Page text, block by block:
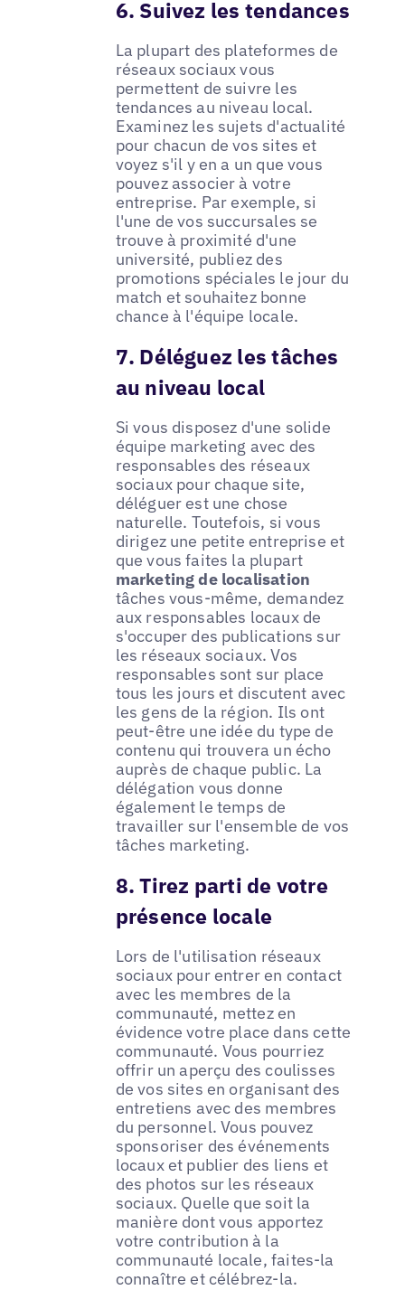
6. Suivez les tendances
La plupart des plateformes de
réseaux sociaux vous
permettent de suivre les
tendances au niveau local.
Examinez les sujets d'actualité
pour chacun de vos sites et
voyez s'il y en a un que vous
pouvez associer à votre
entreprise. Par exemple, si
l'une de vos succursales se
trouve à proximité d'une
université, publiez des
promotions spéciales le jour du
match et souhaitez bonne
chance à l'équipe locale.
7. Déléguez les tâches
au niveau local
Si vous disposez d'une solide
équipe marketing avec des
responsables des réseaux
sociaux pour chaque site,
déléguer est une chose
naturelle. Toutefois, si vous
dirigez une petite entreprise et
que vous faites la plupart
marketing de localisation
tâches vous-même, demandez
aux responsables locaux de
s'occuper des publications sur
les réseaux sociaux. Vos
responsables sont sur place
tous les jours et discutent avec
les gens de la région. Ils ont
peut-être une idée du type de
contenu qui trouvera un écho
auprès de chaque public. La
délégation vous donne
également le temps de
travailler sur l'ensemble de vos
tâches marketing.
8. Tirez parti de votre
présence locale
Lors de l'utilisation réseaux
sociaux pour entrer en contact
avec les membres de la
communauté, mettez en
évidence votre place dans cette
communauté. Vous pourriez
offrir un aperçu des coulisses
de vos sites en organisant des
entretiens avec des membres
du personnel. Vous pouvez
sponsoriser des événements
locaux et publier des liens et
des photos sur les réseaux
sociaux. Quelle que soit la
manière dont vous apportez
votre contribution à la
communauté locale, faites-la
connaître et célébrez-la.